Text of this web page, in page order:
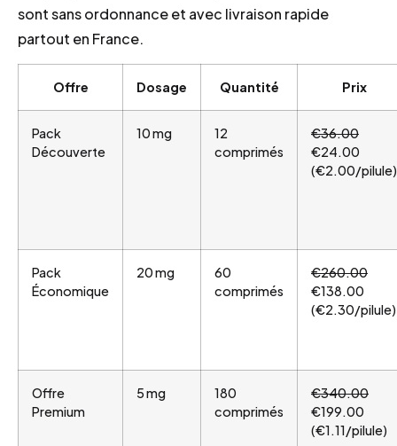
sont sans ordonnance et avec livraison rapide
partout en France.
Offre Dosage Quantité Prix
Pack
Découverte
10 mg
12
comprimés
€36.00
€24.00
(€2.00/pilule)
Pack
Économique
20 mg
60
comprimés
€260.00
€138.00
(€2.30/pilule)
Offre
Premium
5 mg
180
comprimés
€340.00
€199.00
(€1.11/pilule)